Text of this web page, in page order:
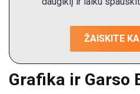
ŽAISKITE
Grafika ir Garso